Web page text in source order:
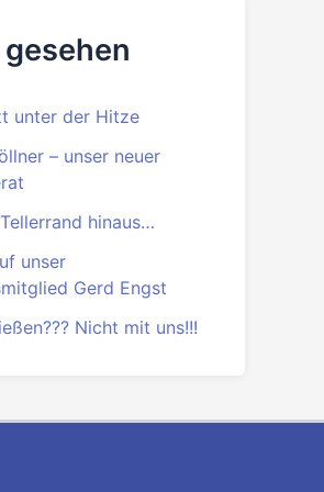
unter der Hitze
– unser neuer
hinaus…
unser
Gerd Engst
Nicht mit uns!!!